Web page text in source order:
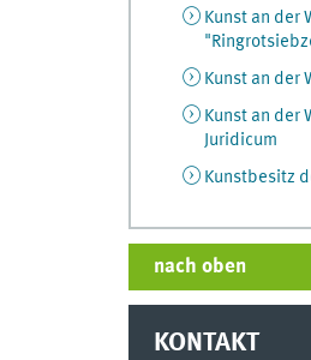
Kunst an
Kunst an der
Kunst an der
Juridicum
Kunstbesitz
nach oben
KONTAKT